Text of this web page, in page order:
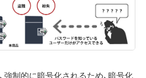
制的に暗号化されるため、暗号化